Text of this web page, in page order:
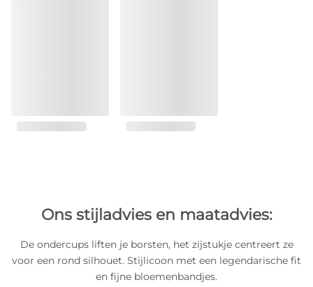
Ons stijladvies en maatadvies:
De ondercups liften je borsten, het zijstukje centreert ze
voor een rond silhouet. Stijlicoon met een legendarische fit
en fijne bloemenbandjes.